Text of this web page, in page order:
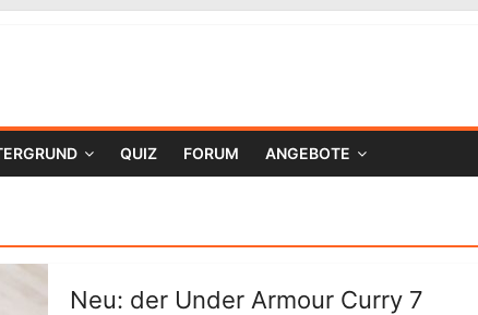
QUIZ FORUM ANGEBOTE
Neu: der Under Armour Curry 7